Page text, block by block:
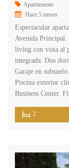
Apartamento
Hace 5 meses
Espectacular
Avenida Principal.
living con vista al
integrada. Dos
Garaje en
Piscina exterior
Business Center.
2